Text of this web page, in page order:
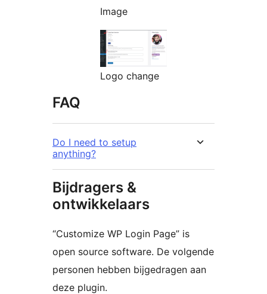
Image
Logo change
FAQ
Do I need to setup
anything?
Bijdragers &
ontwikkelaars
“Customize WP Login Page” is
open source software. De volgende
personen hebben bijgedragen aan
deze plugin.